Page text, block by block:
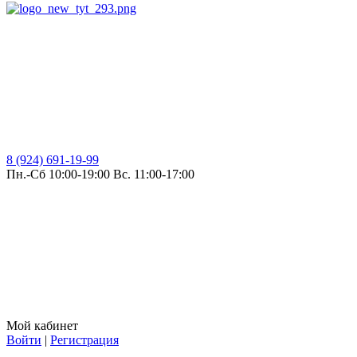
8 (924) 691-19-99
Пн.-Сб 10:00-19:00 Вс. 11:00-17:00
Мой кабинет
Войти | Регистрация